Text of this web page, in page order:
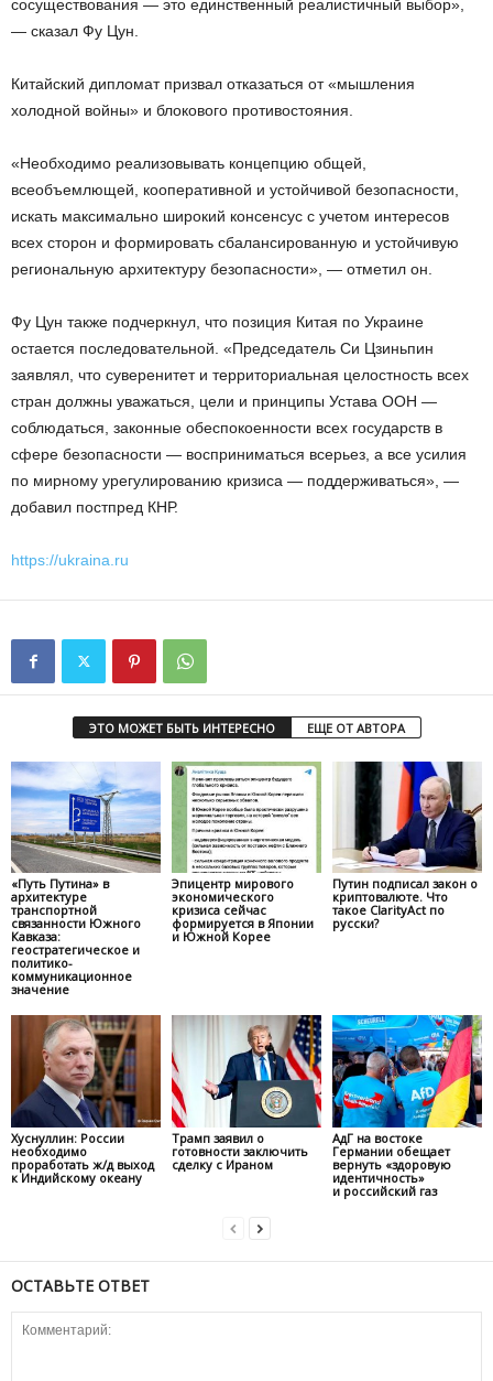
сосуществования — это единственный реалистичный выбор»,
— сказал Фу Цун.
Китайский дипломат призвал отказаться от «мышления
холодной войны» и блокового противостояния.
«Необходимо реализовывать концепцию общей,
всеобъемлющей, кооперативной и устойчивой безопасности,
искать максимально широкий консенсус с учетом интересов
всех сторон и формировать сбалансированную и устойчивую
региональную архитектуру безопасности», — отметил он.
Фу Цун также подчеркнул, что позиция Китая по Украине
остается последовательной. «Председатель Си Цзиньпин
заявлял, что суверенитет и территориальная целостность всех
стран должны уважаться, цели и принципы Устава ООН —
соблюдаться, законные обеспокоенности всех государств в
сфере безопасности — восприниматься всерьез, а все усилия
по мирному урегулированию кризиса — поддерживаться», —
добавил постпред КНР.
https://ukraina.ru
ЭТО МОЖЕТ БЫТЬ ИНТЕРЕСНО ЕЩЕ ОТ АВТОРА
«Путь Путина» в
архитектуре
транспортной
связанности Южного
Кавказа:
геостратегическое и
политико-
коммуникационное
значение
Эпицентр мирового
экономического
кризиса сейчас
формируется в Японии
и Южной Корее
Путин подписал закон о
криптовалюте. Что
такое ClarityAct по
русски?
Хуснуллин: России
необходимо
проработать ж/д выход
к Индийскому океану
Трамп заявил о
готовности заключить
сделку с Ираном
АдГ на востоке
Германии обещает
вернуть «здоровую
идентичность»
и российский газ
ОСТАВЬТЕ ОТВЕТ